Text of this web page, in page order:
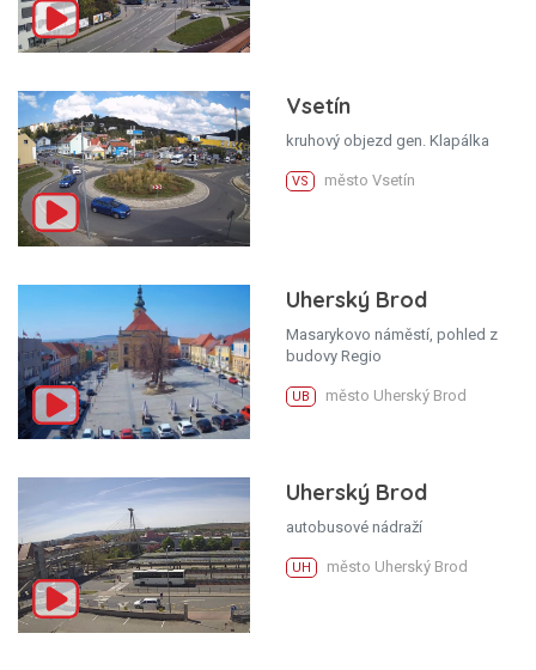
Vsetín
kruhový objezd gen. Klapálka
VS město Vsetín
Uherský Brod
Masarykovo náměstí, pohled z
budovy Regio
UB město Uherský Brod
Uherský Brod
autobusové nádraží
UH město Uherský Brod